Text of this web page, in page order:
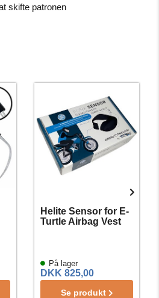
skifte patronen
Helite Sensor for E-
Turtle Airbag Vest
På lager
DKK 825,00
Se produkt